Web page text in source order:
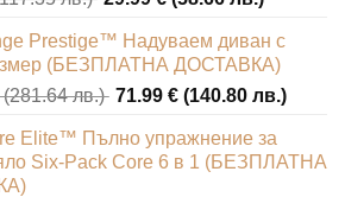
was:
60.00 €
(117.35
е:
29.99 €
(58.66
Prestige™ Надуваем диван с
(БЕЗПЛАТНА ДОСТАВКА)
(281.64 лв.) Original
was:
144.00 €
71.99 €(140.80 лв.)
71.99
Elite™ Пълно упражнение за
Six-Pack Core 6 в 1 (БЕЗПЛАТНА